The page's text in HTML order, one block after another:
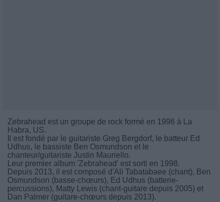
Zebrahead est un groupe de rock formé en 1996 à La
Habra, US.
Il est fondé par le guitariste Greg Bergdorf, le batteur Ed
Udhus, le bassiste Ben Osmundson et le
chanteur/guitariste Justin Mauriello.
Leur premier album 'Zebrahead' est sorti en 1998.
Depuis 2013, il est composé d'Ali Tabatabaee (chant), Ben
Osmundson (basse-chœurs), Ed Udhus (batterie-
percussions), Matty Lewis (chant-guitare depuis 2005) et
Dan Palmer (guitare-chœurs depuis 2013).